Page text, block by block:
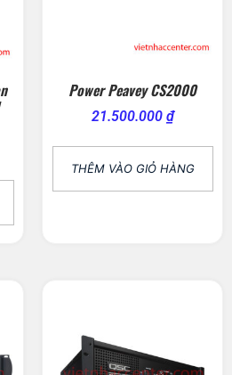
Power Peavey CS2000
21.500.000 ₫
THÊM VÀO GIỎ HÀNG